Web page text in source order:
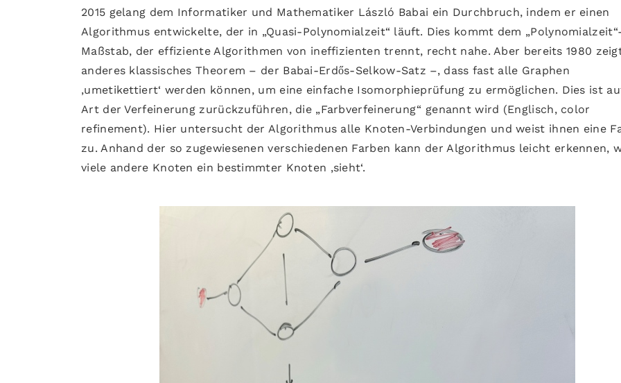
2015 gelang dem Informatiker und Mathematiker László Babai ein Durchbruch, indem er einen
Algorithmus entwickelte, der in „Quasi-Polynomialzeit“ läuft. Dies kommt dem
Maßstab, der effiziente Algorithmen von ineffizienten trennt, recht nahe. Aber bereits 1980
anderes klassisches Theorem – der Babai-Erdős-Selkow-Satz –, dass fast alle Graphen
‚umetikettiert‘ werden können, um eine einfache Isomorphieprüfung zu ermöglichen. Dies ist
Art der Verfeinerung zurückzuführen, die „Farbverfeinerung“ genannt wird (Englisch, color
refinement). Hier untersucht der Algorithmus alle Knoten-Verbindungen und weist ihnen eine
zu. Anhand der so zugewiesenen verschiedenen Farben kann der Algorithmus leicht erkennen,
viele andere Knoten ein bestimmter Knoten ‚sieht‘.